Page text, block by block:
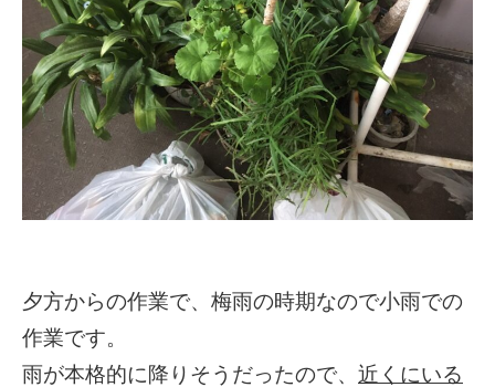
夕方からの作業で、梅雨の時期なので小雨での
作業です。
雨が本格的に降りそうだったので、 近くにいる